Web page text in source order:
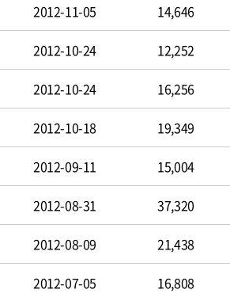
2012-11-05 14,646
2012-10-24 12,252
2012-10-24 16,256
2012-10-18 19,349
2012-09-11 15,004
2012-08-31 37,320
2012-08-09 21,438
2012-07-05 16,808